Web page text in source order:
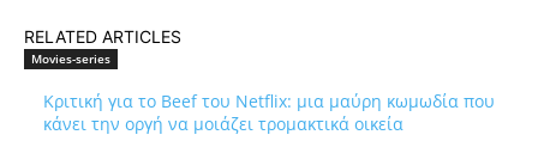
RELATED ARTICLES
Movies-series
Κριτική για το Beef του Netflix: μια μαύρη κωμωδία που
κάνει την οργή να μοιάζει τρομακτικά οικεία